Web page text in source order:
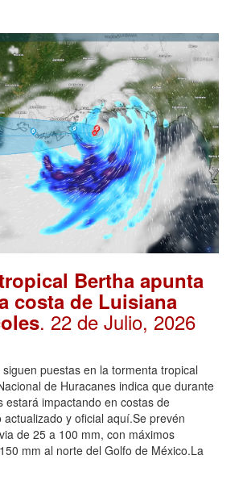
Bertha apunta
costa de Luisiana
. 22 de Julio, 2026
puestas en la tormenta tropical
de Huracanes indica que durante
estará impactando en costas de
actualizado y oficial aquí.Se prevén
de 25 a 100 mm, con máximos
mm al norte del Golfo de México.La